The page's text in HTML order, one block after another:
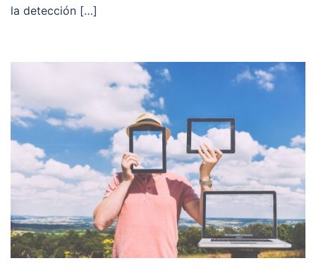
la detección […]